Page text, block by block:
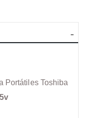
Portátiles Toshiba